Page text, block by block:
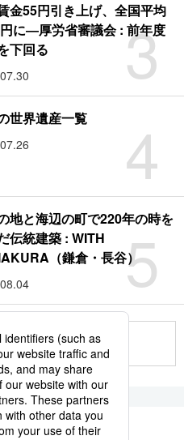
3
金55円引き上げ、全国平均
に―厚労省審議会 : 前年度
下回る
4
世界遺産一覧
5
地と海辺の町で220年の時を
伝統建築 : WITH
（鎌倉・長谷）
る